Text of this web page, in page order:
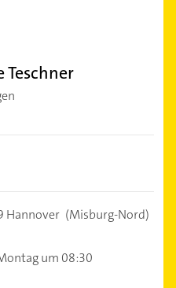
Teschner
Hannover (Misburg-Nord)
um 08:30